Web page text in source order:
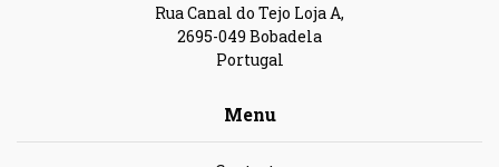
Rua Canal do Tejo Loja A,
2695-049 Bobadela
Portugal
Menu